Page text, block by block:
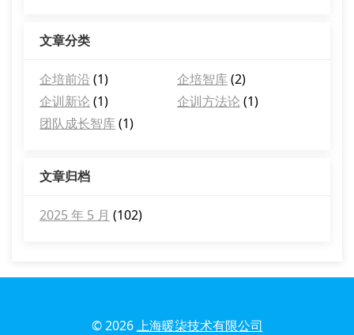
文章分类
企培前沿 (1) 企培智库 (2)
企训新论 (1) 企训方法论 (1)
团队成长智库 (1)
文章归档
2025 年 5 月 (102)
© 2026上海暖柒技术有限公司